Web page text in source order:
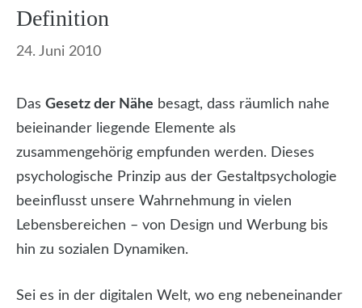
Definition
24. Juni 2010
Das Gesetz der Nähe besagt, dass räumlich nahe
beieinander liegende Elemente als
zusammengehörig empfunden werden. Dieses
psychologische Prinzip aus der Gestaltpsychologie
beeinflusst unsere Wahrnehmung in vielen
Lebensbereichen – von Design und Werbung bis
hin zu sozialen Dynamiken.
Sei es in der digitalen Welt, wo eng nebeneinander